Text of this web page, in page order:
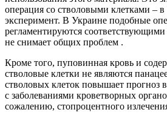
операция со стволовыми клетками – в
эксперимент. В Украине подобные
регламентируются
не снимает общих проблем .
Кроме того, пуповинная кровь и
стволовые клетки не являются
стволовых клеток повышает прогноз
с заболеваниями кроветворных
сожалению, стопроцентного